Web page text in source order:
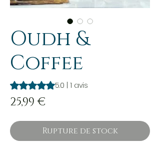
Oudh &
Coffee
La note est de 5.0 sur cinq étoiles selon 1
5.0 | 1 avis
25,99 €
Rupture de stock